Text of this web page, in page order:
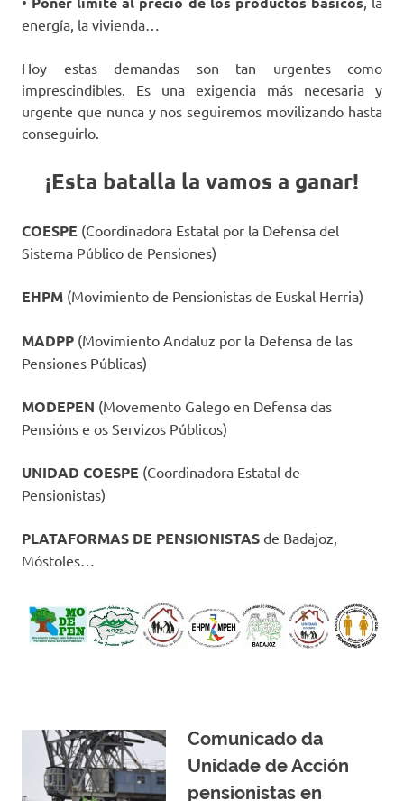
energía, la vivienda…
Hoy estas demandas son tan urgentes como
imprescindibles. Es una exigencia más necesaria y
urgente que nunca y nos seguiremos movilizando hasta
conseguirlo.
¡Esta batalla la vamos a ganar!
COESPE (Coordinadora Estatal por la Defensa del
Sistema Público de Pensiones)
EHPM (Movimiento de Pensionistas de Euskal Herria)
MADPP (Movimiento Andaluz por la Defensa de las
Pensiones Públicas)
MODEPEN (Movemento Galego en Defensa das
Pensións e os Servizos Públicos)
UNIDAD COESPE (Coordinadora Estatal de
Pensionistas)
PLATAFORMAS DE PENSIONISTAS de Badajoz,
Móstoles…
Comunicado da
Unidade de Acción
pensionistas en